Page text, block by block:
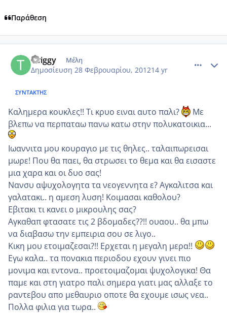
Παράθεση
twiggy Μέλη
Δημοσίευση 28 Φεβρουαρίου, 201214 yr
ΣΥΝΤΆΚΤΗΣ
Καλημερα κουκλες!! Τι κρυο ειναι αυτο παλι?
Με
βλεπω να περπαταω πανω κατω στην πολυκατοικια...
Ιωαννιτα μου κουραγιο με τις θηλες.. ταλαιπωρεισαι
μωρε! Που θα παει, θα στρωσει το θεμα και θα εισαστε
μια χαρα και οι δυο σας!
Νανσυ αψυχολογητα τα νεογεννητα ε? Αγκαλιτσα και
γαλατακι.. η αμεση λυση! Κοιμασαι καθολου?
Εβιτακι τι κανει ο μικρουλης σας?
Αγκαθαπ φτασατε τις 2 βδομαδες??!! ουαου.. θα μπω
να διαβασω την εμπειρια σου σε λιγο..
Κικη μου ετοιμαζεσαι?!! Ερχεται η μεγαλη μερα!!
Εγω καλα.. τα πονακια περιοδου εχουν γινει πιο
μονιμα και εντονα.. προετοιμαζομαι ψυχολογικα! Θα
παμε και στη γιατρο παλι σημερα γιατι μας αλλαξε το
ραντεβου απο μεθαυριο οποτε θα εχουμε ισως νεα..
Πολλα φιλια για τωρα..